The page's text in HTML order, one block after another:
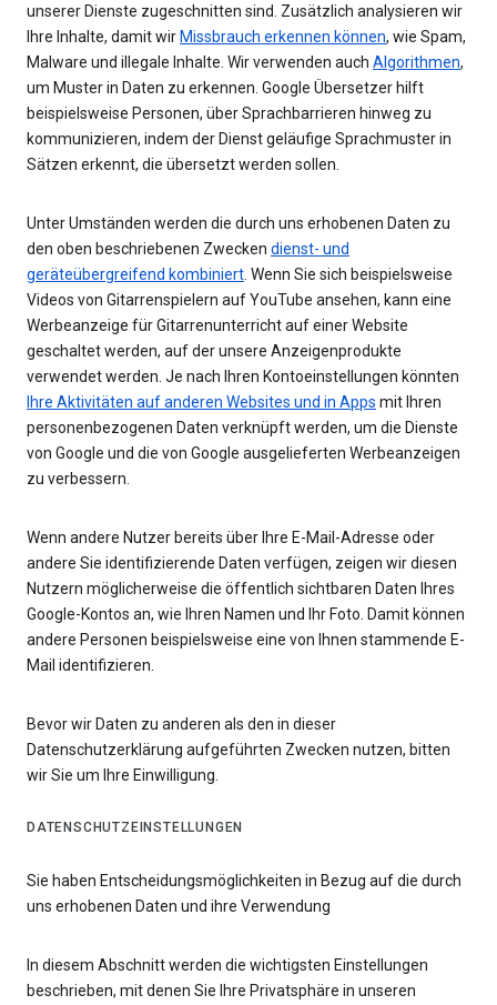
unserer Dienste zugeschnitten sind. Zusätzlich analysieren wir
Ihre Inhalte, damit wir Missbrauch erkennen können, wie Spam,
Malware und illegale Inhalte. Wir verwenden auch Algorithmen,
um Muster in Daten zu erkennen. Google Übersetzer hilft
beispielsweise Personen, über Sprachbarrieren hinweg zu
kommunizieren, indem der Dienst geläufige Sprachmuster in
Sätzen erkennt, die übersetzt werden sollen.
Unter Umständen werden die durch uns erhobenen Daten zu
den oben beschriebenen Zwecken dienst- und
geräteübergreifend kombiniert . Wenn Sie sich beispielsweise
Videos von Gitarrenspielern auf YouTube ansehen, kann eine
Werbeanzeige für Gitarrenunterricht auf einer Website
geschaltet werden, auf der unsere Anzeigenprodukte
verwendet werden. Je nach Ihren Kontoeinstellungen könnten
Ihre Aktivitäten auf anderen Websites und in Apps mit Ihren
personenbezogenen Daten verknüpft werden, um die Dienste
von Google und die von Google ausgelieferten Werbeanzeigen
zu verbessern.
Wenn andere Nutzer bereits über Ihre E-Mail-Adresse oder
andere Sie identifizierende Daten verfügen, zeigen wir diesen
Nutzern möglicherweise die öffentlich sichtbaren Daten Ihres
Google-Kontos an, wie Ihren Namen und Ihr Foto. Damit können
andere Personen beispielsweise eine von Ihnen stammende E-
Mail identifizieren.
Bevor wir Daten zu anderen als den in dieser
Datenschutzerklärung aufgeführten Zwecken nutzen, bitten
wir Sie um Ihre Einwilligung.
DATENSCHUTZEINSTELLUNGEN
Sie haben Entscheidungsmöglichkeiten in Bezug auf die durch
uns erhobenen Daten und ihre Verwendung
In diesem Abschnitt werden die wichtigsten Einstellungen
beschrieben, mit denen Sie Ihre Privatsphäre in unseren